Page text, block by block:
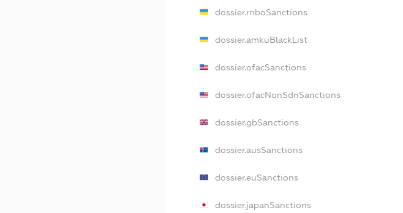
dossier.rnboSanctions
dossier.amkuBlackList
dossier.ofacSanctions
dossier.ofacNonSdnSanctions
dossier.gbSanctions
dossier.ausSanctions
dossier.euSanctions
dossier.japanSanctions